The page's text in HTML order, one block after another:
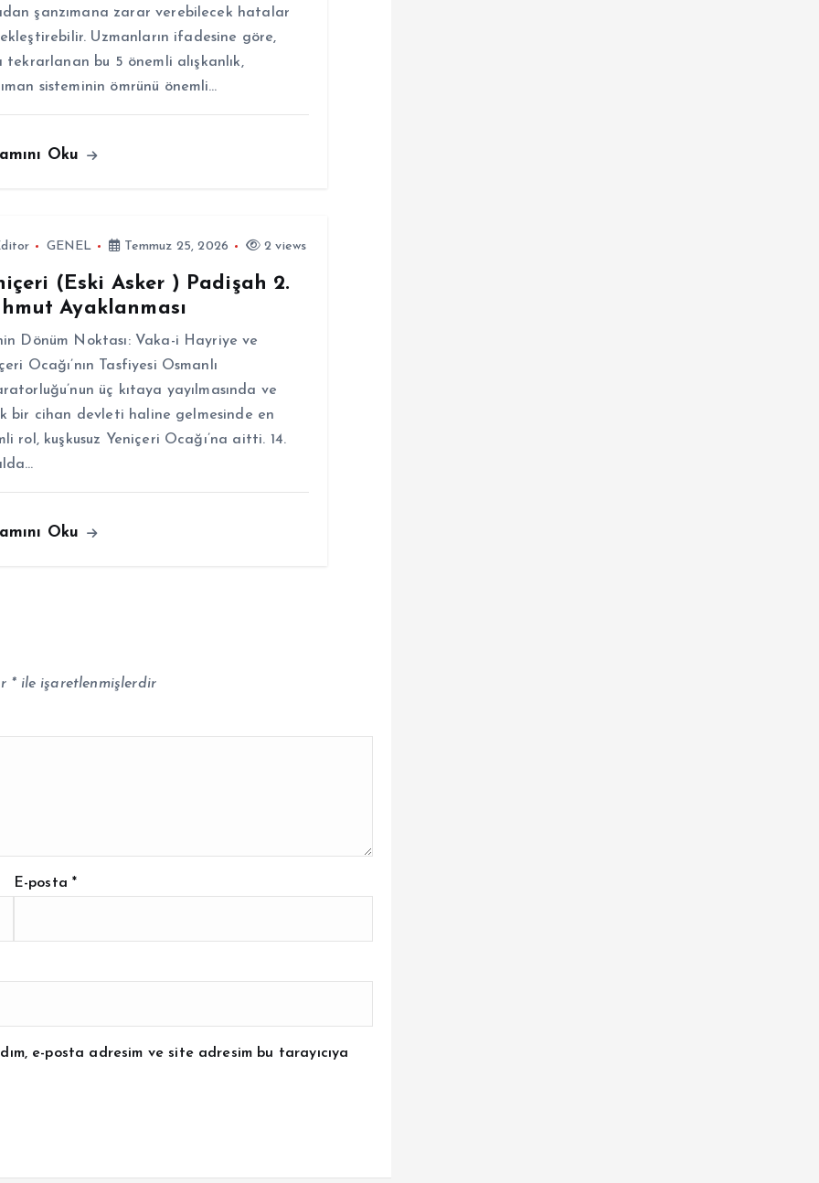
şanzımana zarar verebilecek hatalar
Uzmanların ifadesine göre,
tekrarlanan bu 5 önemli alışkanlık,
sisteminin ömrünü önemli…
Oku
GENEL Temmuz 25, 2026 2 views
(Eski Asker ) Padişah 2.
Ayaklanması
Dönüm Noktası: Vaka-i Hayriye ve
Ocağı’nın Tasfiyesi Osmanlı
üç kıtaya yayılmasında ve
bir cihan devleti haline gelmesinde en
rol, kuşkusuz Yeniçeri Ocağı’na aitti. 14.
Oku
*ile işaretlenmişlerdir
E-posta*
e-posta adresim ve site adresim bu tarayıcıya